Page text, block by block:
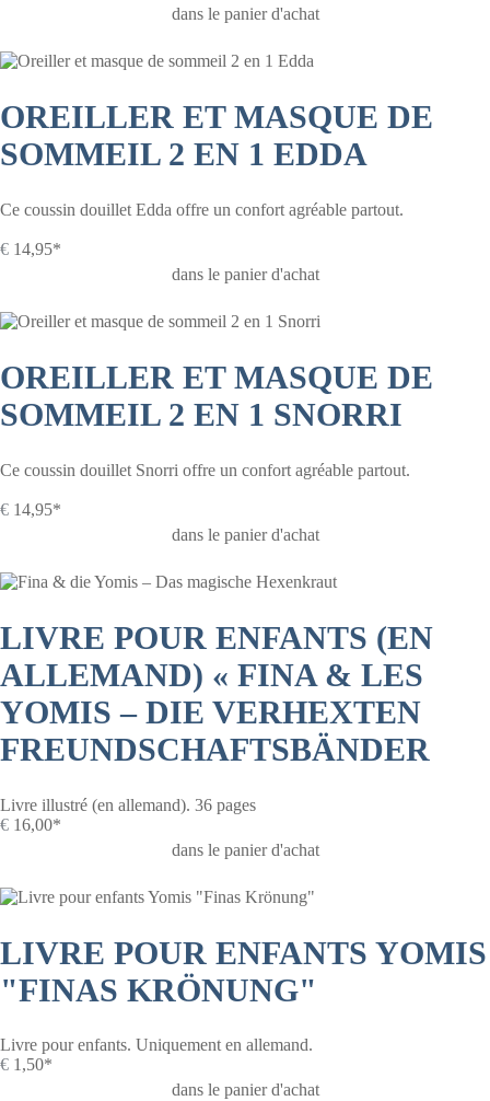
dans le panier d'achat
OREILLER ET MASQUE DE
SOMMEIL 2 EN 1 EDDA
Ce coussin douillet Edda offre un confort agréable partout.
€ 14,95*
dans le panier d'achat
OREILLER ET MASQUE DE
SOMMEIL 2 EN 1 SNORRI
Ce coussin douillet Snorri offre un confort agréable partout.
€ 14,95*
dans le panier d'achat
LIVRE POUR ENFANTS (EN
ALLEMAND) « FINA & LES
YOMIS – DIE VERHEXTEN
FREUNDSCHAFTSBÄNDER
Livre illustré (en allemand). 36 pages
€ 16,00*
dans le panier d'achat
LIVRE POUR ENFANTS YOMIS
"FINAS KRÖNUNG"
Livre pour enfants. Uniquement en allemand.
€ 1,50*
dans le panier d'achat